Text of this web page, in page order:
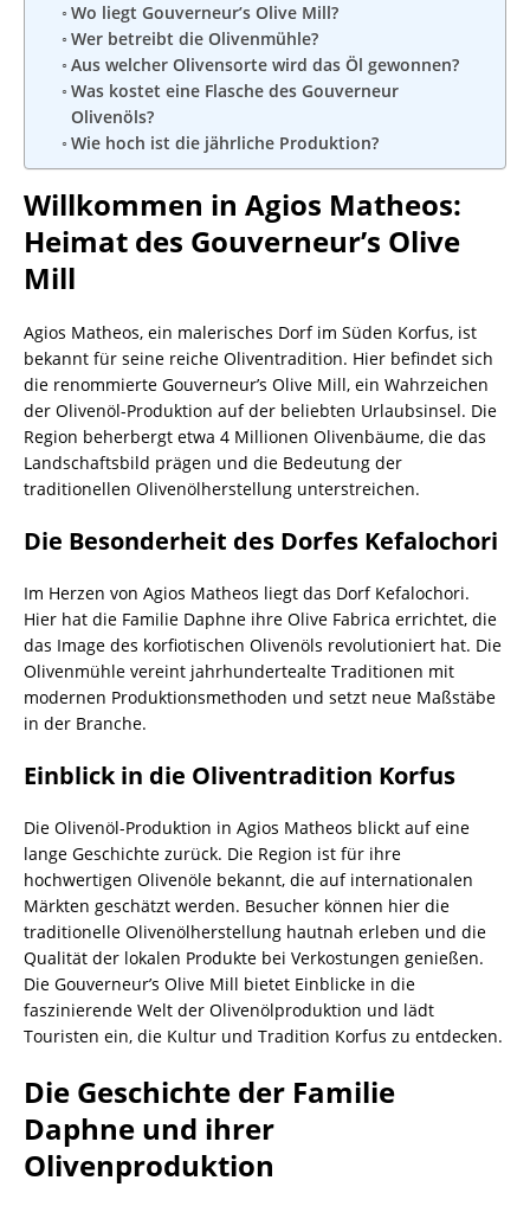
Wo liegt Gouverneur’s Olive Mill?
Wer betreibt die Olivenmühle?
Aus welcher Olivensorte wird das Öl gewonnen?
Was kostet eine Flasche des Gouverneur
Olivenöls?
Wie hoch ist die jährliche Produktion?
Willkommen in Agios Matheos:
Heimat des Gouverneur’s Olive
Mill
Agios Matheos, ein malerisches Dorf im Süden Korfus, ist
bekannt für seine reiche Oliventradition. Hier befindet sich
die renommierte Gouverneur’s Olive Mill, ein Wahrzeichen
der Olivenöl-Produktion auf der beliebten Urlaubsinsel. Die
Region beherbergt etwa 4 Millionen Olivenbäume, die das
Landschaftsbild prägen und die Bedeutung der
traditionellen Olivenölherstellung unterstreichen.
Die Besonderheit des Dorfes Kefalochori
Im Herzen von Agios Matheos liegt das Dorf Kefalochori.
Hier hat die Familie Daphne ihre Olive Fabrica errichtet, die
das Image des korfiotischen Olivenöls revolutioniert hat. Die
Olivenmühle vereint jahrhundertealte Traditionen mit
modernen Produktionsmethoden und setzt neue Maßstäbe
in der Branche.
Einblick in die Oliventradition Korfus
Die Olivenöl-Produktion in Agios Matheos blickt auf eine
lange Geschichte zurück. Die Region ist für ihre
hochwertigen Olivenöle bekannt, die auf internationalen
Märkten geschätzt werden. Besucher können hier die
traditionelle Olivenölherstellung hautnah erleben und die
Qualität der lokalen Produkte bei Verkostungen genießen.
Die Gouverneur’s Olive Mill bietet Einblicke in die
faszinierende Welt der Olivenölproduktion und lädt
Touristen ein, die Kultur und Tradition Korfus zu entdecken.
Die Geschichte der Familie
Daphne und ihrer
Olivenproduktion